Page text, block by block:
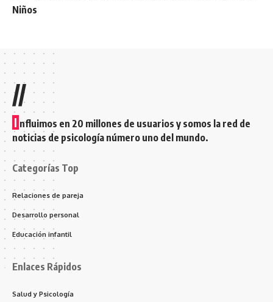
Niños
//
I nfluimos en 20 millones de usuarios y somos la red de
noticias de psicología número uno del mundo.
Categorías Top
Relaciones de pareja
Desarrollo personal
Educación infantil
Enlaces Rápidos
Salud y Psicología